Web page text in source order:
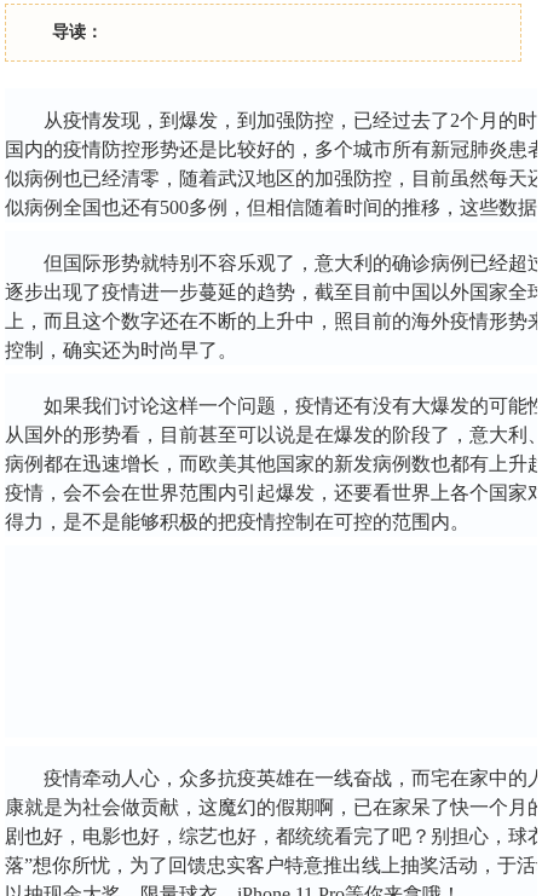
导读：
从疫情发现，到爆发，到加强防控，已经过去了2个月的
国内的疫情防控形势还是比较好的，多个城市所有新冠肺炎患
似病例也已经清零，随着武汉地区的加强防控，目前虽然每天
似病例全国也还有500多例，但相信随着时间的推移，这些数
但国际形势就特别不容乐观了，意大利的确诊病例已经超
逐步出现了疫情进一步蔓延的趋势，截至目前中国以外国家全
上，而且这个数字还在不断的上升中，照目前的海外疫情形势
控制，确实还为时尚早了。
如果我们讨论这样一个问题，疫情还有没有大爆发的可能
从国外的形势看，目前甚至可以说是在爆发的阶段了，意大利
病例都在迅速增长，而欧美其他国家的新发病例数也都有上升
疫情，会不会在世界范围内引起爆发，还要看世界上各个国家
得力，是不是能够积极的把疫情控制在可控的范围内。
疫情牵动人心，众多抗疫英雄在一线奋战，而宅在家中的
康就是为社会做贡献，这魔幻的假期啊，已在家呆了快一个月
剧也好，电影也好，综艺也好，都统统看完了吧？别担心，球
落”想你所忧，为了回馈忠实客户特意推出线上抽奖活动，于活